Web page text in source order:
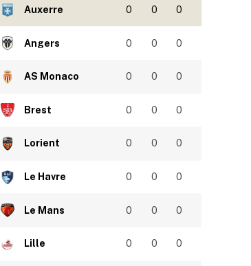
Auxerre 0 0 0
Angers 0 0 0
AS Monaco 0 0 0
Brest 0 0 0
Lorient 0 0 0
Le Havre 0 0 0
Le Mans 0 0 0
Lille 0 0 0